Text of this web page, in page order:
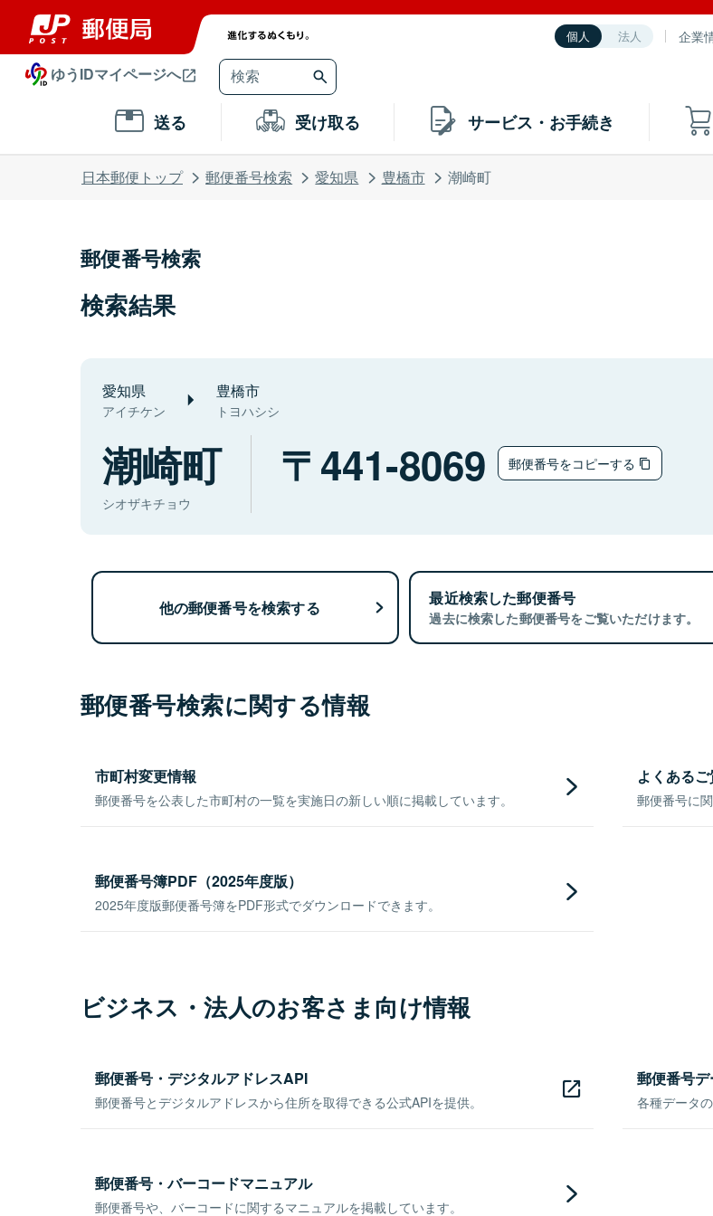
個人 法人 企業
ゆうIDマイページへ
送る 受け取る サービス・お手続き
日本郵便トップ 郵便番号検索 愛知県 豊橋市 潮崎町
郵便番号検索
検索結果
愛知県
アイチケン
豊橋市
トヨハシシ
潮崎町
シオザキチョウ
441-8069 郵便番号をコピーする
他の郵便番号を検索する 最近検索した郵便番号
過去に検索した郵便番号をご覧いただけます。
郵便番号検索に関する情報
市町村変更情報
郵便番号を公表した市町村の一覧を実施日の新しい順に掲載しています。
よくある
郵便番号に
郵便番号簿PDF（2025年度版）
2025年度版郵便番号簿をPDF形式でダウンロードできます。
ビジネス・法人のお客さま向け情報
郵便番号・デジタルアドレスAPI
郵便番号とデジタルアドレスから住所を取得できる公式APIを提供。
郵便番号
各種データ
郵便番号・バーコードマニュアル
郵便番号や、バーコードに関するマニュアルを掲載しています。